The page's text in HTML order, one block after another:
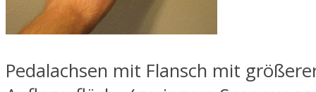
Pedalachsen mit Flansch mit